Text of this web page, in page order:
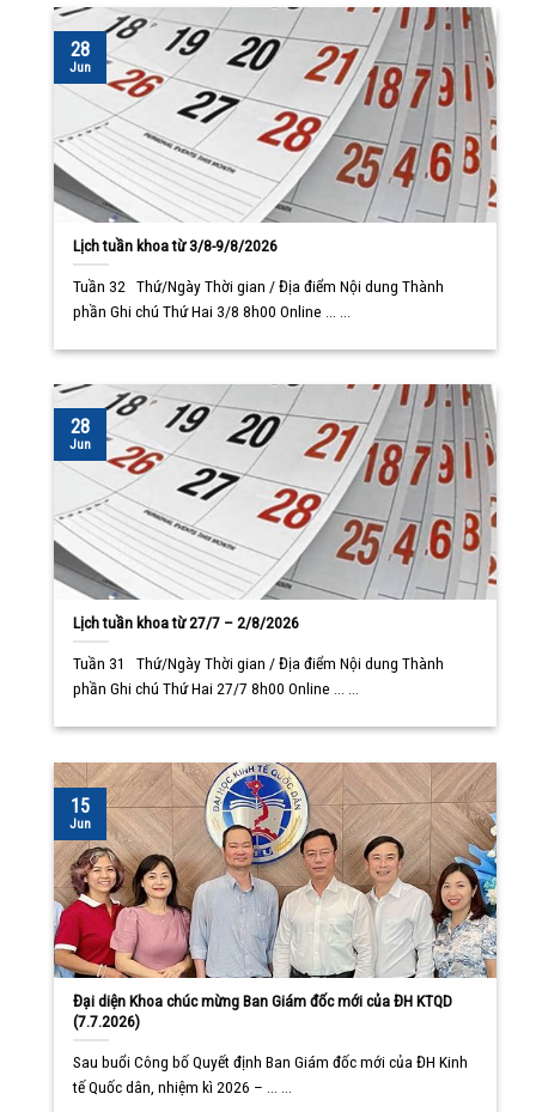
Lịch tuần khoa từ 3/8-9/8/2026
Tuần 32 Thứ/Ngày Thời gian / Địa điểm Nội dung Thành
phần Ghi chú Thứ Hai 3/8 8h00 Online ... ...
28
Jun
Lịch tuần khoa từ 27/7 – 2/8/2026
Tuần 31 Thứ/Ngày Thời gian / Địa điểm Nội dung Thành
phần Ghi chú Thứ Hai 27/7 8h00 Online ... ...
28
Jun
Đại diện Khoa chúc mừng Ban Giám đốc mới của ĐH KTQD
(7.7.2026)
Sau buổi Công bố Quyết định Ban Giám đốc mới của ĐH Kinh
tế Quốc dân, nhiệm kì 2026 – ... ...
15
Jun